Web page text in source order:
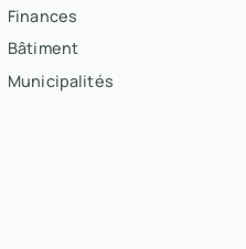
Finances
Bâtiment
Municipalités